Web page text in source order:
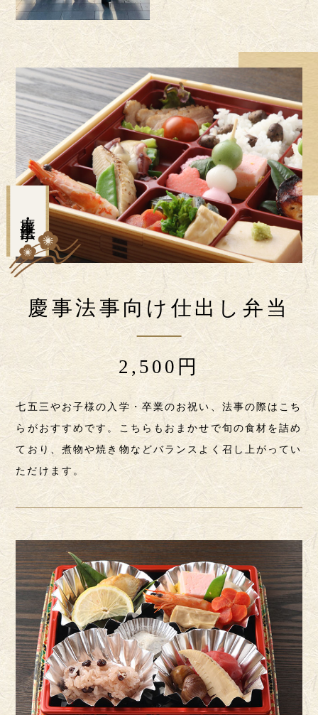
慶事・法事に
慶事法事向け仕出し弁当
2,500円
七五三やお子様の入学・卒業のお祝い、法事の際はこち
らがおすすめです。こちらもおまかせで旬の食材を詰め
ており、煮物や焼き物などバランスよく召し上がってい
ただけます。